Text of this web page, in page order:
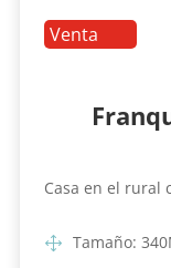
Venta
Casa en el rural
Tamaño: 340